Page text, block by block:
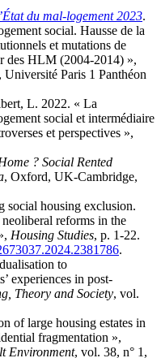
du mal-logement 2023.
social. Hausse de la
et mutations de
des HLM (2004-2014) »,
Université Paris 1 Panthéon
L. 2022. « La
social et intermédiaire
et perspectives »,
? Social Rented
, Oxford, UK-Cambridge,
housing exclusion.
reforms in the
Housing Studies, p. 1-22.
.
to
experiences in post-
Theory and Society, vol.
of large housing estates in
fragmentation »,
Environment, vol. 38, n° 1,